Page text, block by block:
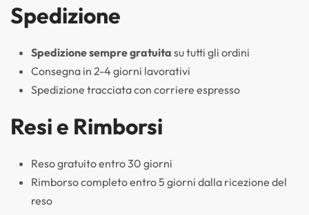
Spedizione
Spedizione sempre gratuita su tutti gli ordini
Consegna in 2-4 giorni lavorativi
Spedizione tracciata con corriere espresso
Resi e Rimborsi
Reso gratuito entro 30 giorni
Rimborso completo entro 5 giorni dalla ricezione del
reso